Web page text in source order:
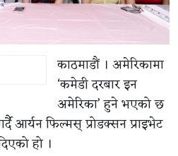
काठमाडौं । अमेरिकामा
‘कमेडी दरबार इन
अमेरिका’ हुने भएको छ
आर्यन फिल्मस् प्रोडक्सन प्राइभेट
हो ।